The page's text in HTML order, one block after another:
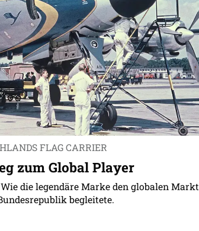
FLAG CARRIER
zum Global Player
die legendäre Marke den globalen Markt
begleitete.